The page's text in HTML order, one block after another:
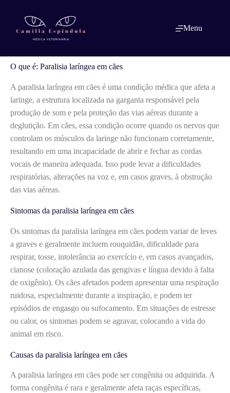
conteúdo
Menu
O que é: Paralisia laríngea em cães
O que é: Paralisia laríngea em cães
A paralisia laríngea em cães é uma condição médica que afeta a
laringe, a estrutura localizada na garganta responsável pela
produção de som e pela proteção das vias aéreas durante a
deglutição. Em cães, essa condição ocorre quando os nervos que
controlam os músculos da laringe não funcionam corretamente,
resultando em uma incapacidade de abrir e fechar as cordas
vocais de maneira adequada. Isso pode levar a dificuldades
respiratórias, alterações na voz e, em casos graves, à obstrução
das vias aéreas.
Sintomas da paralisia laríngea em cães
Os sintomas da paralisia laríngea em cães podem variar de leves
a graves e geralmente incluem rouquidão, dificuldade para
respirar, tosse, intolerância ao exercício e, em casos avançados,
cianose (coloração azulada das gengivas e língua devido à falta
de oxigênio). Os cães afetados podem apresentar uma respiração
ruidosa, especialmente durante a inspiração, e podem ter
episódios de engasgo ou sufocamento. Em situações de estresse
ou calor, os sintomas podem se agravar, colocando a vida do
animal em risco.
Causas da paralisia laríngea em cães
A paralisia laríngea em cães pode ser congênita ou adquirida. A
forma congênita é rara e geralmente afeta raças específicas,